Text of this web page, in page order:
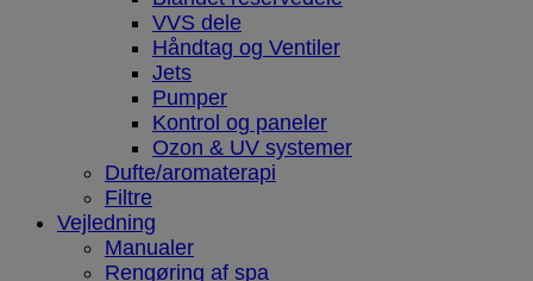
VVS dele
Håndtag og Ventiler
Jets
Pumper
Kontrol og paneler
Ozon & UV systemer
Dufte/aromaterapi
Filtre
Vejledning
Manualer
Rengøring af spa